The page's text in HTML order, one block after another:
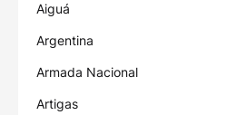
Aiguá
Argentina
Armada Nacional
Artigas